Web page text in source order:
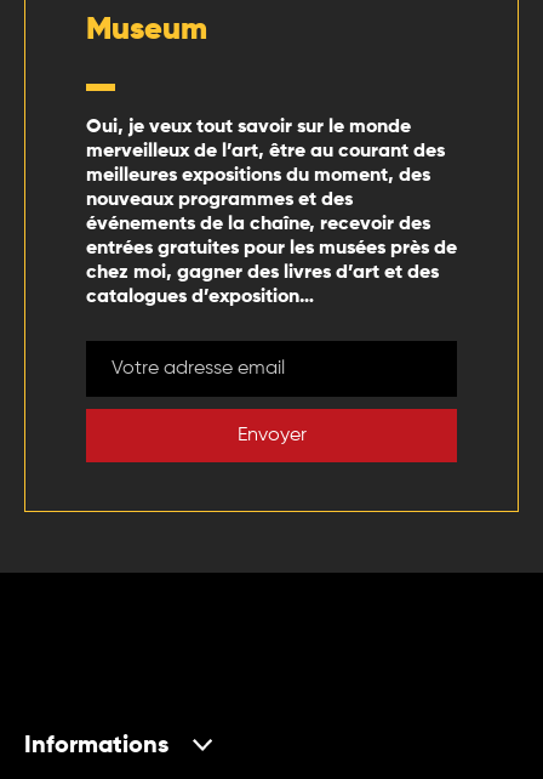
Museum
Oui, je veux tout savoir sur le monde
merveilleux de l’art, être au courant des
meilleures expositions du moment, des
nouveaux programmes et des
événements de la chaîne, recevoir des
entrées gratuites pour les musées près de
chez moi, gagner des livres d’art et des
catalogues d’exposition…
Envoyer
Informations